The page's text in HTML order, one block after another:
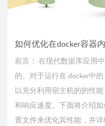
如何优化在docker容器
前言： 在现代数据库应用
的。对于运行在 docker中
以充分利用宿主机的的性
和响应速度。下面将介绍如
置文件来优化其性能，并